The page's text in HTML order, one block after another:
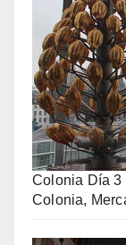
Colonia Día 3
Colonia,